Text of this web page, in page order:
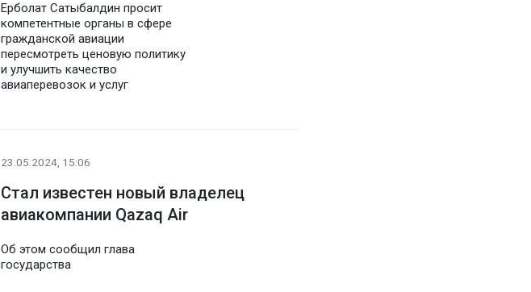
Ерболат Сатыбалдин просит
компетентные органы в сфере
гражданской авиации
пересмотреть ценовую политику
и улучшить качество
авиаперевозок и услуг
23.05.2024, 15:06
Стал известен новый владелец
авиакомпании Qazaq Air
Об этом сообщил глава
государства